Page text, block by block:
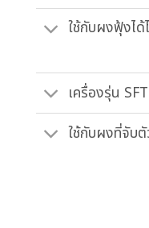
ใช้กับผงฟุ้งได้
เครื่องรุ่น
ใช้กับผงที่จับ